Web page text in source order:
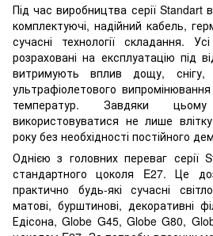
Під час виробництва серії Standart
комплектуючі, надійний кабель,
сучасні технології складання.
розраховані на експлуатацію під
витримують вплив дощу, снігу,
ультрафіолетового
температур. Завдяки
використовуватися не лише
року без необхідності постійного
Однією з головних переваг серії
стандартного цоколя E27. Це
практично будь-які сучасні
матові, бурштинові, декоративні
Едісона, Globe G45, Globe G80,